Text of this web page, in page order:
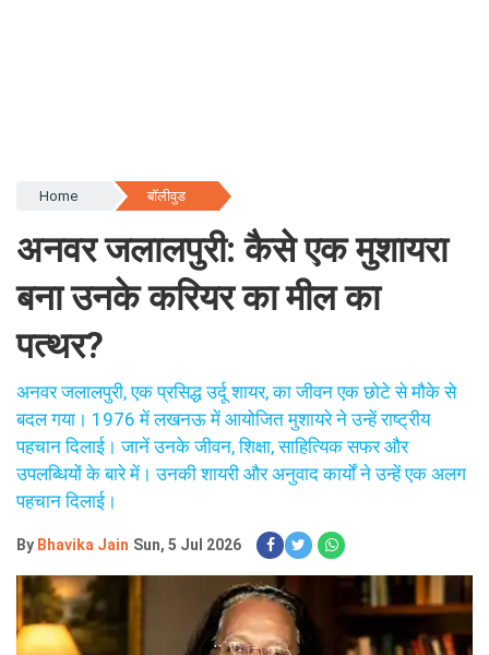
Home बॉलीवुड
अनवर जलालपुरी: कैसे एक मुशायरा
बना उनके करियर का मील का
पत्थर?
अनवर जलालपुरी, एक प्रसिद्ध उर्दू शायर, का जीवन एक छोटे से मौके से
बदल गया। 1976 में लखनऊ में आयोजित मुशायरे ने उन्हें राष्ट्रीय
पहचान दिलाई। जानें उनके जीवन, शिक्षा, साहित्यिक सफर और
उपलब्धियों के बारे में। उनकी शायरी और अनुवाद कार्यों ने उन्हें एक अलग
पहचान दिलाई।
By Bhavika Jain Sun, 5 Jul 2026